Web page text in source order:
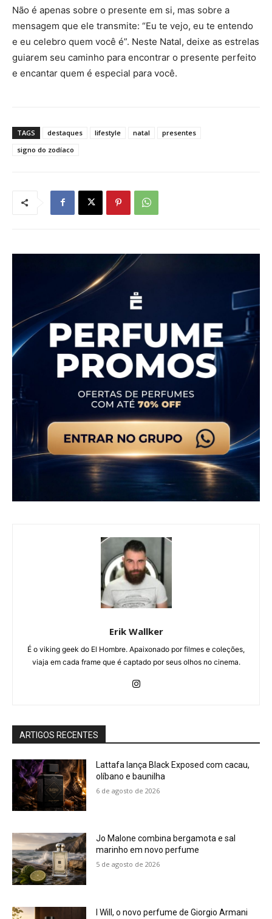
Não é apenas sobre o presente em si, mas sobre a
mensagem que ele transmite: “Eu te vejo, eu te entendo
e eu celebro quem você é”. Neste Natal, deixe as estrelas
guiarem seu caminho para encontrar o presente perfeito
e encantar quem é especial para você.
TAGS destaques lifestyle natal
presentes
signo do zodíaco
Erik Wallker
É o viking geek do El Hombre. Apaixonado por filmes e coleções,
viaja em cada frame que é captado por seus olhos no cinema.
ARTIGOS RECENTES
Lattafa lança Black Exposed com cacau,
olíbano e baunilha
6 de agosto de 2026
Jo Malone combina bergamota e sal
marinho em novo perfume
5 de agosto de 2026
I Will, o novo perfume de Giorgio Armani